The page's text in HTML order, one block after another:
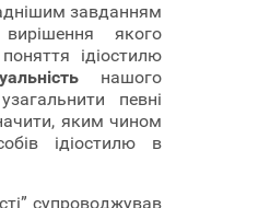
завданням
якого
ідіостилю
нашого
певні
яким чином
ідіостилю в
супроводжував